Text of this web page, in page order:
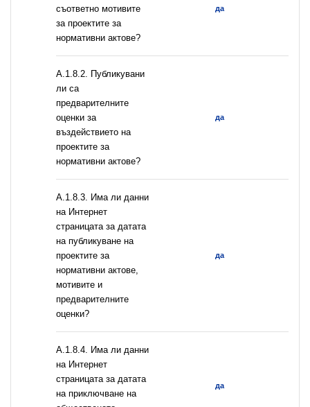
съответно мотивите
за проектите за
нормативни актове?
да
А.1.8.2. Публикувани
ли са
предварителните
оценки за
въздействието на
проектите за
нормативни актове?
да
A.1.8.3. Има ли данни
на Интернет
страницата за датата
на публикуване на
проектите за
нормативни актове,
мотивите и
предварителните
оценки?
да
A.1.8.4. Има ли данни
на Интернет
страницата за датата
на приключване на
да